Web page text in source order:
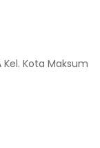
Kota Maksum